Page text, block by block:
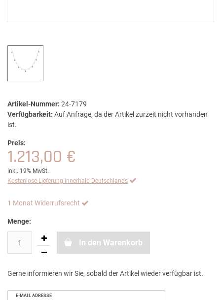
Artikel-Nummer: 24-7179
Verfügbarkeit: Auf Anfrage, da der Artikel zurzeit nicht vorhanden
ist.
Preis:
1.213,00 €
inkl. 19% MwSt.
Kostenlose Lieferung innerhalb Deutschlands
1 Monat Widerrufsrecht
Menge:
In den Warenkorb
Gerne informieren wir Sie, sobald der Artikel wieder verfügbar ist.
E-MAIL ADRESSE